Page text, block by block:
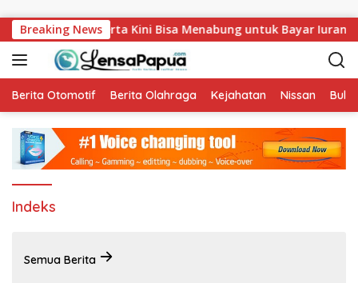
Breaking News
NADI JKN, Peserta Kini Bisa Menabung untuk Bayar Iuran
Berita Otomotif Berita Olahraga Kejahatan Nissan
Indeks
Semua Berita